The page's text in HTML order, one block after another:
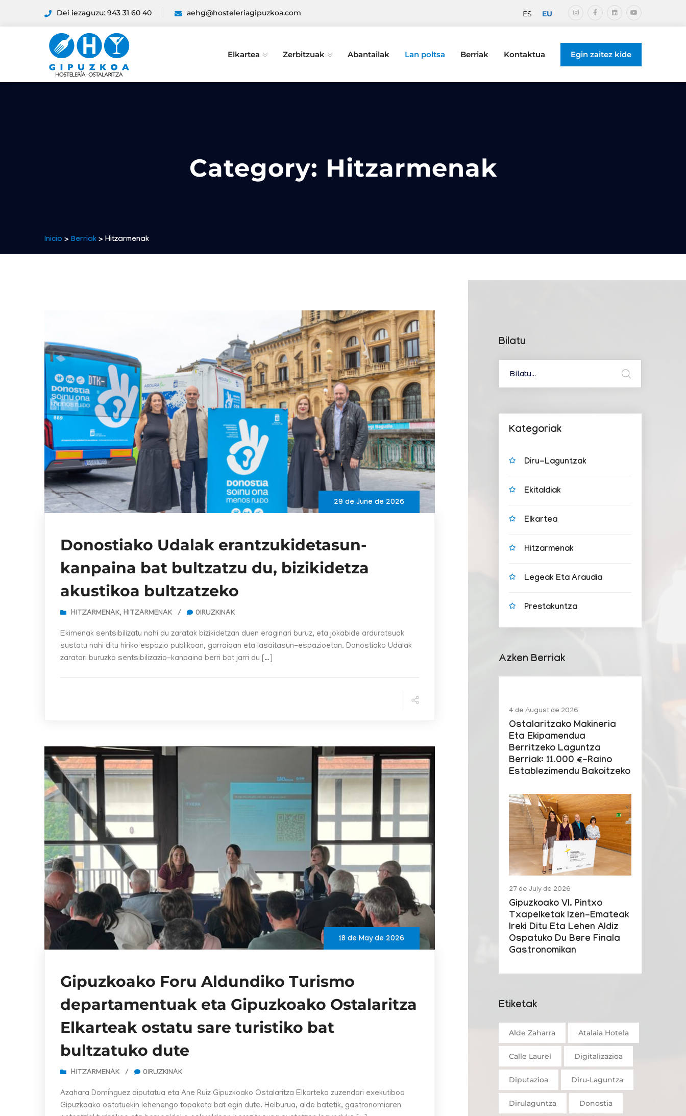
Dei iezaguzu: 943 31 60 40 aehg@hosteleriagipuzkoa.com ES EU
Elkartea Zerbitzuak Abantailak Lan poltsa Berriak Kontaktua Egin zaitez kide
Category: Hitzarmenak
Inicio > Berriak > Hitzarmenak
29 de June de 2026
Donostiako Udalak erantzukidetasun-
kanpaina bat bultzatzu du, bizikidetza
akustikoa bultzatzeko
HITZARMENAK, HITZARMENAK / 0IRUZKINAK
Ekimenak sentsibilizatu nahi du zaratak bizikidetzan duen eraginari buruz, eta jokabide arduratsuak
sustatu nahi ditu hiriko espazio publikoan, garraioan eta lasaitasun-espazioetan. Donostiako Udalak
zaratari buruzko sentsibilizazio-kanpaina berri bat jarri du […]
18 de May de 2026
Gipuzkoako Foru Aldundiko Turismo
departamentuak eta Gipuzkoako Ostalaritza
Elkarteak ostatu sare turistiko bat
bultzatuko dute
HITZARMENAK / 0IRUZKINAK
Azahara Domínguez diputatua eta Ane Ruiz Gipuzkoako Ostalaritza Elkarteko zuzendari exekutiboa
Gipuzkoako ostatuekin lehenengo topaketa bat egin dute. Helburua, alde batetik, gastronomiaren
Bilatu
Kategoriak
Diru-Laguntzak
Ekitaldiak
Elkartea
Hitzarmenak
Legeak Eta Araudia
Prestakuntza
Azken Berriak
4 de August de 2026
Ostalaritzako Makineria
Eta Ekipamendua
Berritzeko Laguntza
Berriak: 11.000 €-Raino
Establezimendu Bakoitzeko
27 de July de 2026
Gipuzkoako VI. Pintxo
Txapelketak Izen-Emateak
Ireki Ditu Eta Lehen Aldiz
Ospatuko Du Bere Finala
Gastronomikan
Etiketak
Alde Zaharra Atalaia Hotela
Calle Laurel Digitalizazioa
Diputazioa Diru-Laguntza
Dirulaguntza Donostia